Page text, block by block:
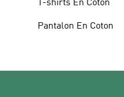
T-shirts En Coton
Pantalon En Coton